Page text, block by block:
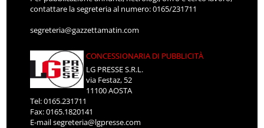
contattare la segreteria al numero: 0165/231711
segreteria@gazzettamatin.com
CONCESSIONARIA DI PUBBLICITÀ
LG PRESSE S.R.L.
via Festaz, 52
11100 AOSTA
Tel: 0165.231711
Fax: 0165.1820141
E-mailsegreteria@lgpresse.com